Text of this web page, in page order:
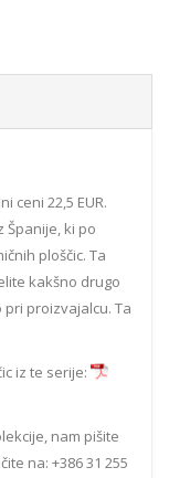
ceni 22,5 EUR.
Španije, ki po
ploščic. Ta
kakšno drugo
proizvajalcu. Ta
iz te serije:
nam pišite
na: +386 31 255